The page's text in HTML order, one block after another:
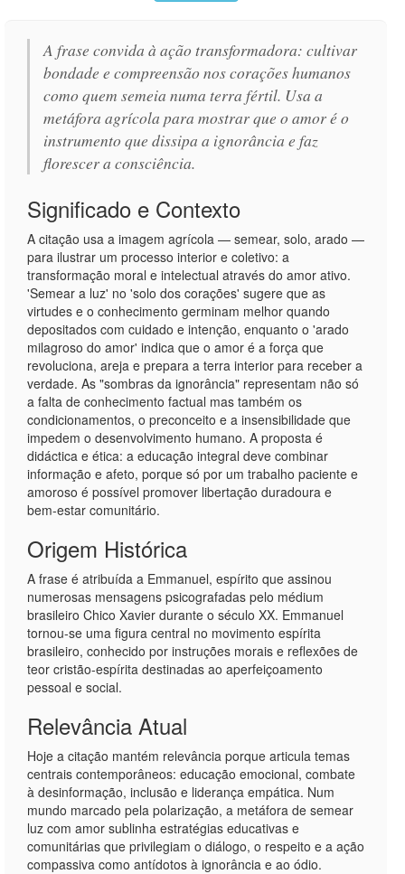
A frase convida à ação transformadora: cultivar
bondade e compreensão nos corações humanos
como quem semeia numa terra fértil. Usa a
metáfora agrícola para mostrar que o amor é o
instrumento que dissipa a ignorância e faz
florescer a consciência.
Significado e Contexto
A citação usa a imagem agrícola — semear, solo, arado —
para ilustrar um processo interior e coletivo: a
transformação moral e intelectual através do amor ativo.
'Semear a luz' no 'solo dos corações' sugere que as
virtudes e o conhecimento germinam melhor quando
depositados com cuidado e intenção, enquanto o 'arado
milagroso do amor' indica que o amor é a força que
revoluciona, areja e prepara a terra interior para receber a
verdade. As "sombras da ignorância" representam não só
a falta de conhecimento factual mas também os
condicionamentos, o preconceito e a insensibilidade que
impedem o desenvolvimento humano. A proposta é
didáctica e ética: a educação integral deve combinar
informação e afeto, porque só por um trabalho paciente e
amoroso é possível promover libertação duradoura e
bem-estar comunitário.
Origem Histórica
A frase é atribuída a Emmanuel, espírito que assinou
numerosas mensagens psicografadas pelo médium
brasileiro Chico Xavier durante o século XX. Emmanuel
tornou‑se uma figura central no movimento espírita
brasileiro, conhecido por instruções morais e reflexões de
teor cristão-espírita destinadas ao aperfeiçoamento
pessoal e social.
Relevância Atual
Hoje a citação mantém relevância porque articula temas
centrais contemporâneos: educação emocional, combate
à desinformação, inclusão e liderança empática. Num
mundo marcado pela polarização, a metáfora de semear
luz com amor sublinha estratégias educativas e
comunitárias que privilegiam o diálogo, o respeito e a ação
compassiva como antídotos à ignorância e ao ódio.